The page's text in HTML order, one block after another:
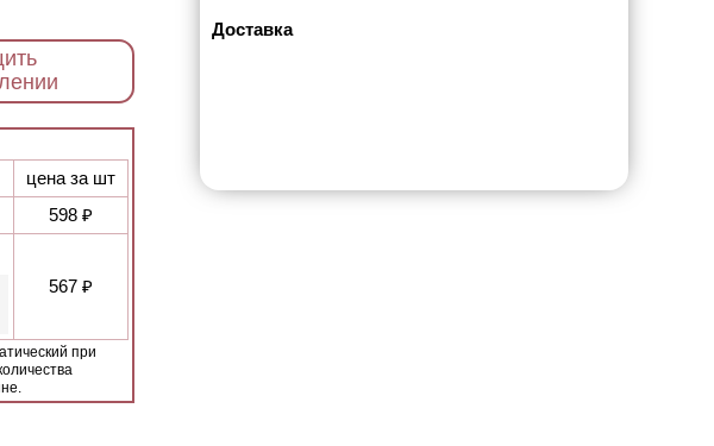
цена за шт
598 ₽
567 ₽
при
Доставка